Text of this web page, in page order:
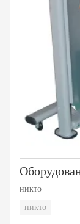
никто
никто